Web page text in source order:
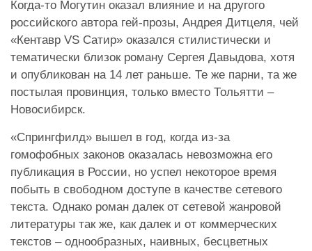
Когда-то Могутин оказал влияние и на другого
российского автора гей-прозы, Андрея Дитцеля, чей
«Кентавр VS Сатир» оказался стилистически и
тематически близок роману Сергея Давыдова, хотя
и опубликован на 14 лет раньше. Те же парни, та же
постылая провинция, только вместо Тольятти –
Новосибирск.
«Спрингфилд» вышел в год, когда из-за
гомофобных законов оказалась невозможна его
публикация в России, но успел некоторое время
побыть в свободном доступе в качестве сетевого
текста. Однако роман далек от сетевой жанровой
литературы так же, как далек и от коммерческих
текстов – однообразных, наивных, бесцветных